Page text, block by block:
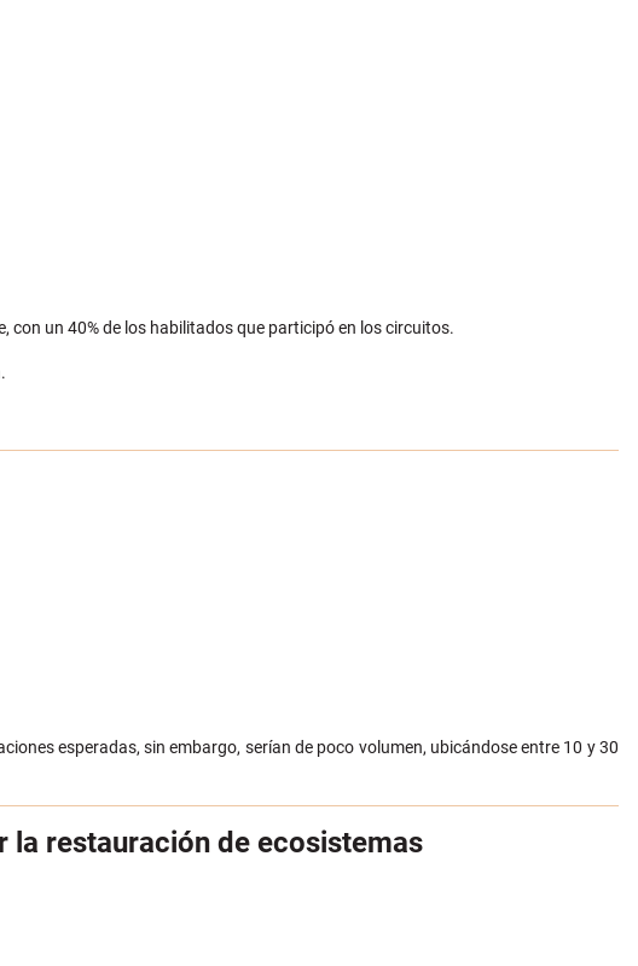
con un 40% de los habilitados que participó en los circuitos.
esperadas, sin embargo, serían de poco volumen, ubicándose entre 10 y 30
restauración de ecosistemas